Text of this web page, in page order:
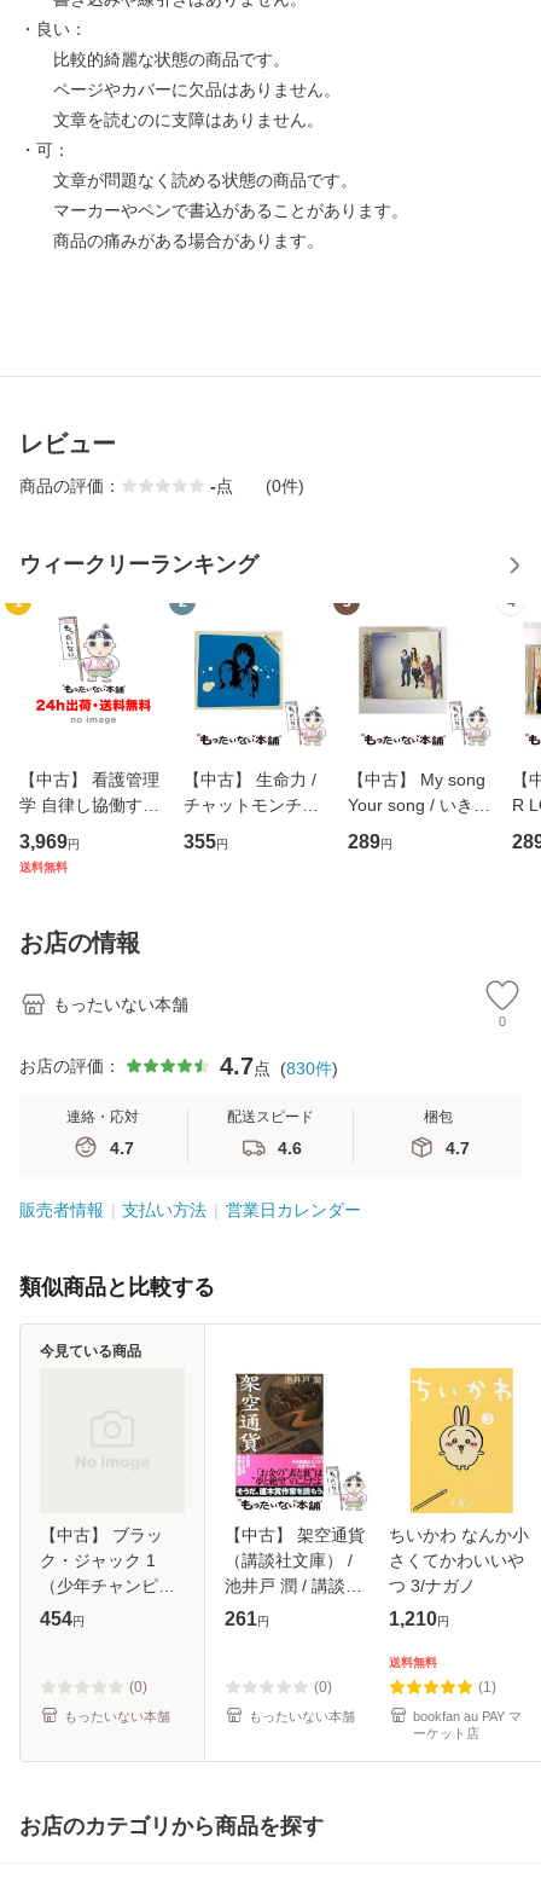
・良い：
比較的綺麗な状態の商品です。
ページやカバーに欠品はありません。
文章を読むのに支障はありません。
・可：
文章が問題なく読める状態の商品です。
マーカーやペンで書込があることがあります。
商品の痛みがある場合があります。
レビュー
商品の評価： -点 (0件)
ウィークリーランキング
1
【中古】 看護管理
学 自律し協働する
専門職の看護マネ
ジメントスキル 改
恵 藤本幸三 / 南江
堂 [単行
3,969円
送料無料
2
【中古】 生命力 /
チャットモンチー /
キューンレコード
[CD]【メール便送
355円
3
【中古】 My song
Your song / いきも
のがかり / [CD]
【メール便送料無
289円
4
【
R
産
お店の情報
もったいない本舗
0
お店の評価： 4.7点 (830件)
連絡・応対
4.7
配送スピード
4.6
梱包
4.7
販売者情報 支払い方法 営業日カレンダー
類似商品と比較する
【中古】 ブラッ
ク・ジャック 1
（少年チャンピオ
ン コミックス） /
ール便送料無料】
454円
(0)
もったいない本舗
今見ている商品
【中古】 架空通貨
（講談社文庫） /
池井戸 潤 / 講談社
[文庫]【メール便送
261円
(0)
もったいない本舗
ちいかわ なんか小
さくてかわいいや
つ 3/ナガノ
1,210円
送料無料
(1)
bookfan au PAY マ
ーケット店
お店のカテゴリから商品を探す